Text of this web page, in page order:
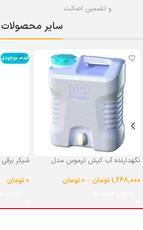
و تضمین اصالت
سایر محصولات
نگهدارنده آب کیش ترموس مدل
1,268,000تومان–
0تومان
اتمام موجودی
0تومان